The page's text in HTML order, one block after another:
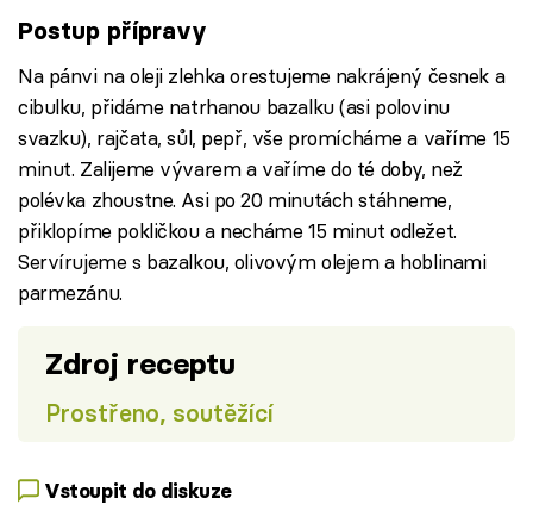
Postup přípravy
Na pánvi na oleji zlehka orestujeme nakrájený česnek a
cibulku, přidáme natrhanou bazalku (asi polovinu
svazku), rajčata, sůl, pepř, vše promícháme a vaříme 15
minut. Zalijeme vývarem a vaříme do té doby, než
polévka zhoustne. Asi po 20 minutách stáhneme,
přiklopíme pokličkou a necháme 15 minut odležet.
Servírujeme s bazalkou, olivovým olejem a hoblinami
parmezánu.
Zdroj receptu
Prostřeno, soutěžící
Vstoupit do diskuze